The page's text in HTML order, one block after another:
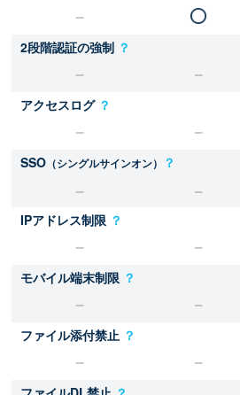
2段階認証の強制 ？
アクセスログ ？
SSO （シングルサインオン） ？
IPアドレス制限 ？
モバイル端末制限 ？
ファイル添付禁止 ？